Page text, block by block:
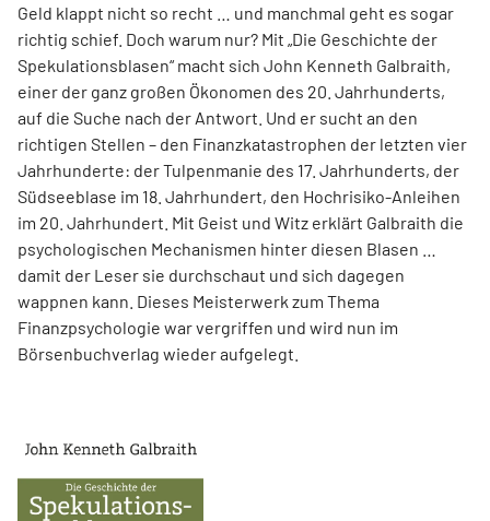
Geld klappt nicht so recht … und manchmal geht es sogar
richtig schief. Doch warum nur? Mit „Die Geschichte der
Spekulationsblasen“ macht sich John Kenneth Galbraith,
einer der ganz großen Ökonomen des 20. Jahrhunderts,
auf die Suche nach der Antwort. Und er sucht an den
richtigen Stellen – den Finanz­katas­trophen der letzten vier
Jahrhunderte: der Tulpenmanie des 17. Jahrhunderts, der
Südseeblase im 18. Jahrhundert, den Hochrisiko-Anleihen
im 20. Jahrhundert. Mit Geist und Witz erklärt Gal­braith die
psychologischen Mechanismen hinter diesen Blasen …
damit der Leser sie durchschaut und sich dagegen
wappnen kann. Dieses Meisterwerk zum Thema
Finanzpsychologie war vergriffen und wird nun im
Börsenbuchverlag wieder aufgelegt.